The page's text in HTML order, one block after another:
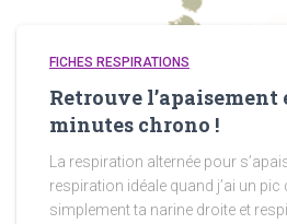
FICHES RESPIRATIONS
Retrouve l’apaisement
minutes chrono !
La respiration alternée pour
respiration idéale quand j’ai un
simplement ta narine droite et